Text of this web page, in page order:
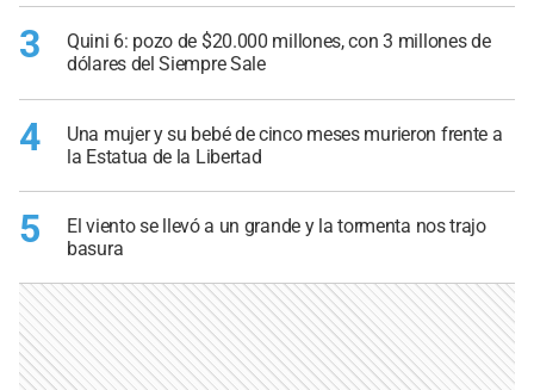
3
Quini 6: pozo de $20.000 millones, con 3 millones de
dólares del Siempre Sale
4
Una mujer y su bebé de cinco meses murieron frente a
la Estatua de la Libertad
5
El viento se llevó a un grande y la tormenta nos trajo
basura